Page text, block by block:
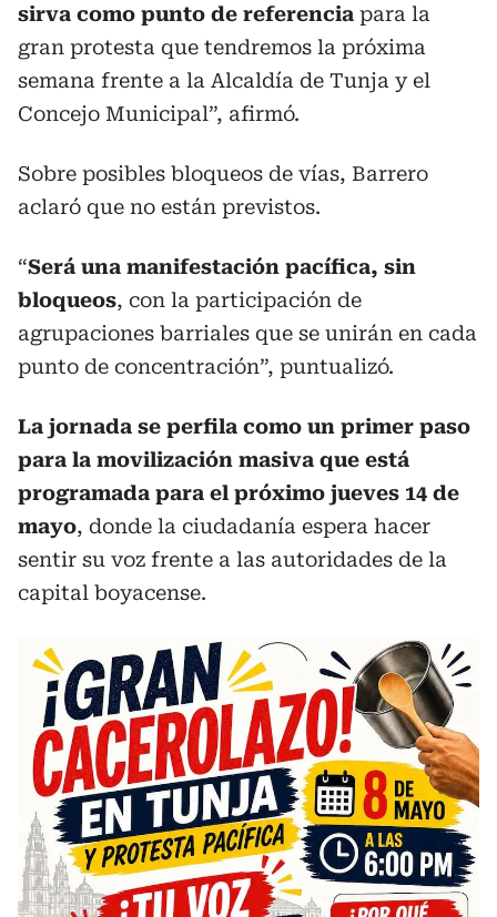
sirva como punto de referencia para la
gran protesta que tendremos la próxima
semana frente a la Alcaldía de Tunja y el
Concejo Municipal”, afirmó.
Sobre posibles bloqueos de vías, Barrero
aclaró que no están previstos.
“Será una manifestación pacífica, sin
bloqueos, con la participación de
agrupaciones barriales que se unirán en cada
punto de concentración”, puntualizó.
La jornada se perfila como un primer paso
para la movilización masiva que está
programada para el próximo jueves 14 de
mayo, donde la ciudadanía espera hacer
sentir su voz frente a las autoridades de la
capital boyacense.